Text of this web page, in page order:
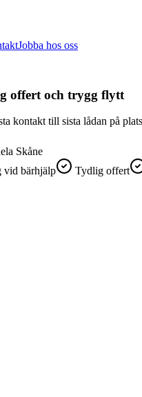
Jobba hos oss
offert och trygg flytt
kontakt till sista lådan på
Skåne
vid bärhjälp Tydlig offert